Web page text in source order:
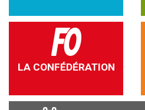
LA CONFÉDÉRATION